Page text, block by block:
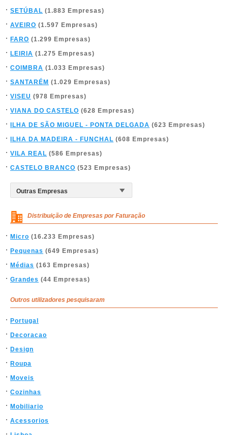
SETÚBAL (1.883 Empresas)
AVEIRO (1.597 Empresas)
FARO (1.299 Empresas)
LEIRIA (1.275 Empresas)
COIMBRA (1.033 Empresas)
SANTARÉM (1.029 Empresas)
VISEU (978 Empresas)
VIANA DO CASTELO (628 Empresas)
ILHA DE SÃO MIGUEL - PONTA DELGADA (623 Empresas)
ILHA DA MADEIRA - FUNCHAL (608 Empresas)
VILA REAL (586 Empresas)
CASTELO BRANCO (523 Empresas)
Distribuição de Empresas por Faturação
Micro (16.233 Empresas)
Pequenas (649 Empresas)
Médias (163 Empresas)
Grandes (44 Empresas)
Outros utilizadores pesquisaram
Portugal
Decoracao
Design
Roupa
Moveis
Cozinhas
Mobiliario
Acessorios